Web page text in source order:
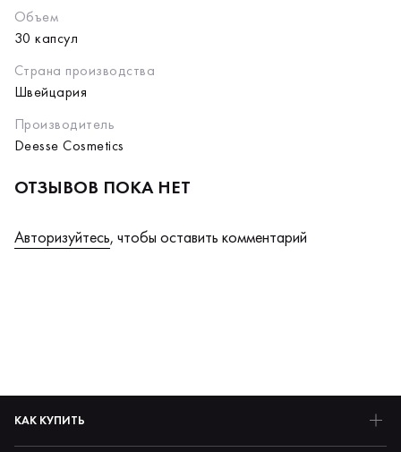
Объем
30 капсул
Страна производства
Швейцария
Производитель
Deesse Cosmetics
ОТЗЫВОВ ПОКА НЕТ
Авторизуйтесь, чтобы оставить комментарий
КАК КУПИТЬ